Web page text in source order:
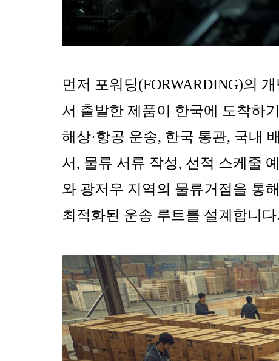
먼저 포워딩(FORWARDING)의
서 출발한 제품이 한국에 도착하
해상·항공 운송, 한국 통관, 국내
서, 물류 서류 작성, 선적 스케줄
와 광저우 지역의 물류거점을 통
최적화된 운송 루트를 설계합니다.